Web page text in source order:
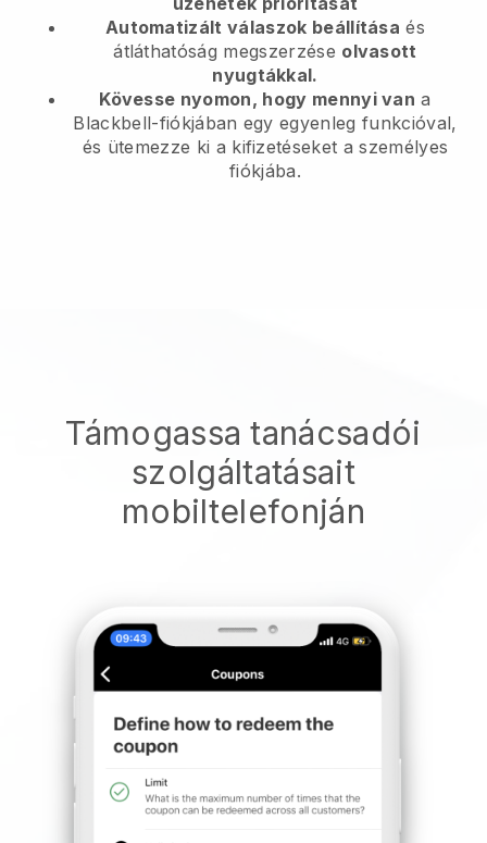
Automatizált válaszok beállítása és
átláthatóság megszerzése olvasott
nyugtákkal.
Kövesse nyomon, hogy mennyi van a
Blackbell-fiókjában egy egyenleg funkcióval,
és ütemezze ki a kifizetéseket a személyes
fiókjába.
Támogassa tanácsadói
szolgáltatásait
mobiltelefonján